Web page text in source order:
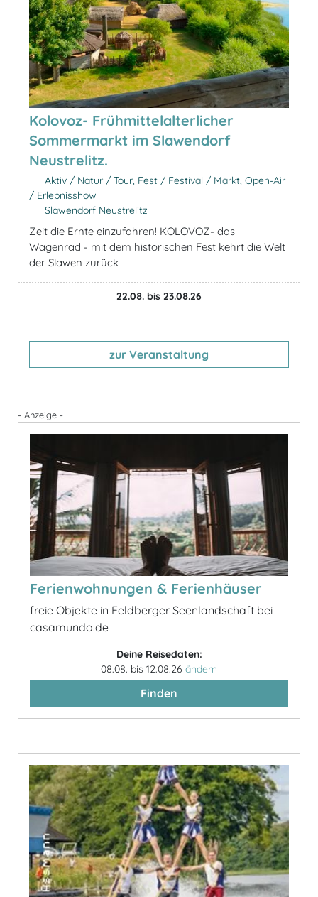
Kolovoz- Frühmittelalterlicher
Sommermarkt im Slawendorf
Neustrelitz.
Aktiv / Natur / Tour, Fest / Festival / Markt, Open-Air
/ Erlebnisshow
Slawendorf Neustrelitz
Zeit die Ernte einzufahren! KOLOVOZ- das
Wagenrad - mit dem historischen Fest kehrt die Welt
der Slawen zurück
22.08. bis 23.08.26
zur Veranstaltung
- Anzeige -
Ferienwohnungen & Ferienhäuser
freie Objekte in Feldberger Seenlandschaft bei
casamundo.de
Deine Reisedaten:
08.08. bis 12.08.26 ändern
Finden